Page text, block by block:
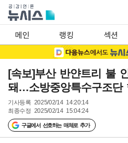
메인 랭킹 섹션
[속보]부산 반얀트리 불
돼…소방중앙특수구조단
기사등록 2025/02/14 14:20:14
최종수정 2025/02/14 15:04:24
구글에서 선호하는 매체로 추가